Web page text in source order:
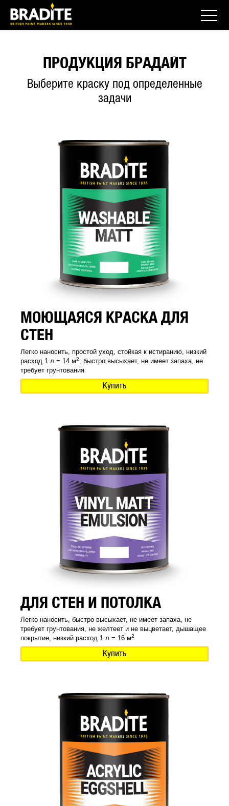
ПРОДУКЦИЯ БРАДАЙТ
Выберите краску под определенные
задачи
МОЮЩАЯСЯ КРАСКА ДЛЯ
СТЕН
Легко наносить, простой уход, стойкая к истиранию, низкий
расход 1 л = 14 м2
, быстро высыхает, не имеет запаха, не
требует грунтования
Купить
ДЛЯ СТЕН И ПОТОЛКА
Легко наносить, быстро высыхает, не имеет запаха, не
требует грунтования, не желтеет и не выцветает, дышащее
покрытие, низкий расход 1 л = 16 м2
Купить